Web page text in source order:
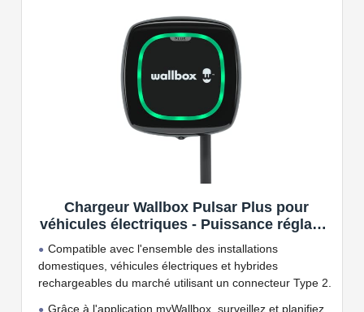
Chargeur Wallbox Pulsar Plus pour
véhicules électriques - Puissance réglable
jusqu'à 7.4 KW, câble de Charge Type 2,
Wi-FI et Bluetooth, OCPP
Compatible avec l'ensemble des installations
domestiques, véhicules électriques et hybrides
rechargeables du marché utilisant un connecteur Type 2.
Grâce à l'application myWallbox, surveillez et planifiez